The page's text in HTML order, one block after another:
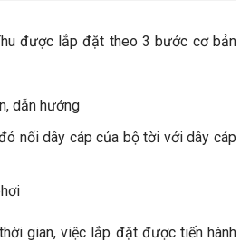
được lắp đặt theo 3 bước cơ bản
dẫn hướng
nối dây cáp của bộ tời với dây cáp
gian, việc lắp đặt được tiến hành